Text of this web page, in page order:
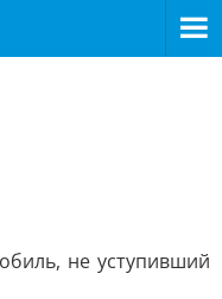
не уступивший